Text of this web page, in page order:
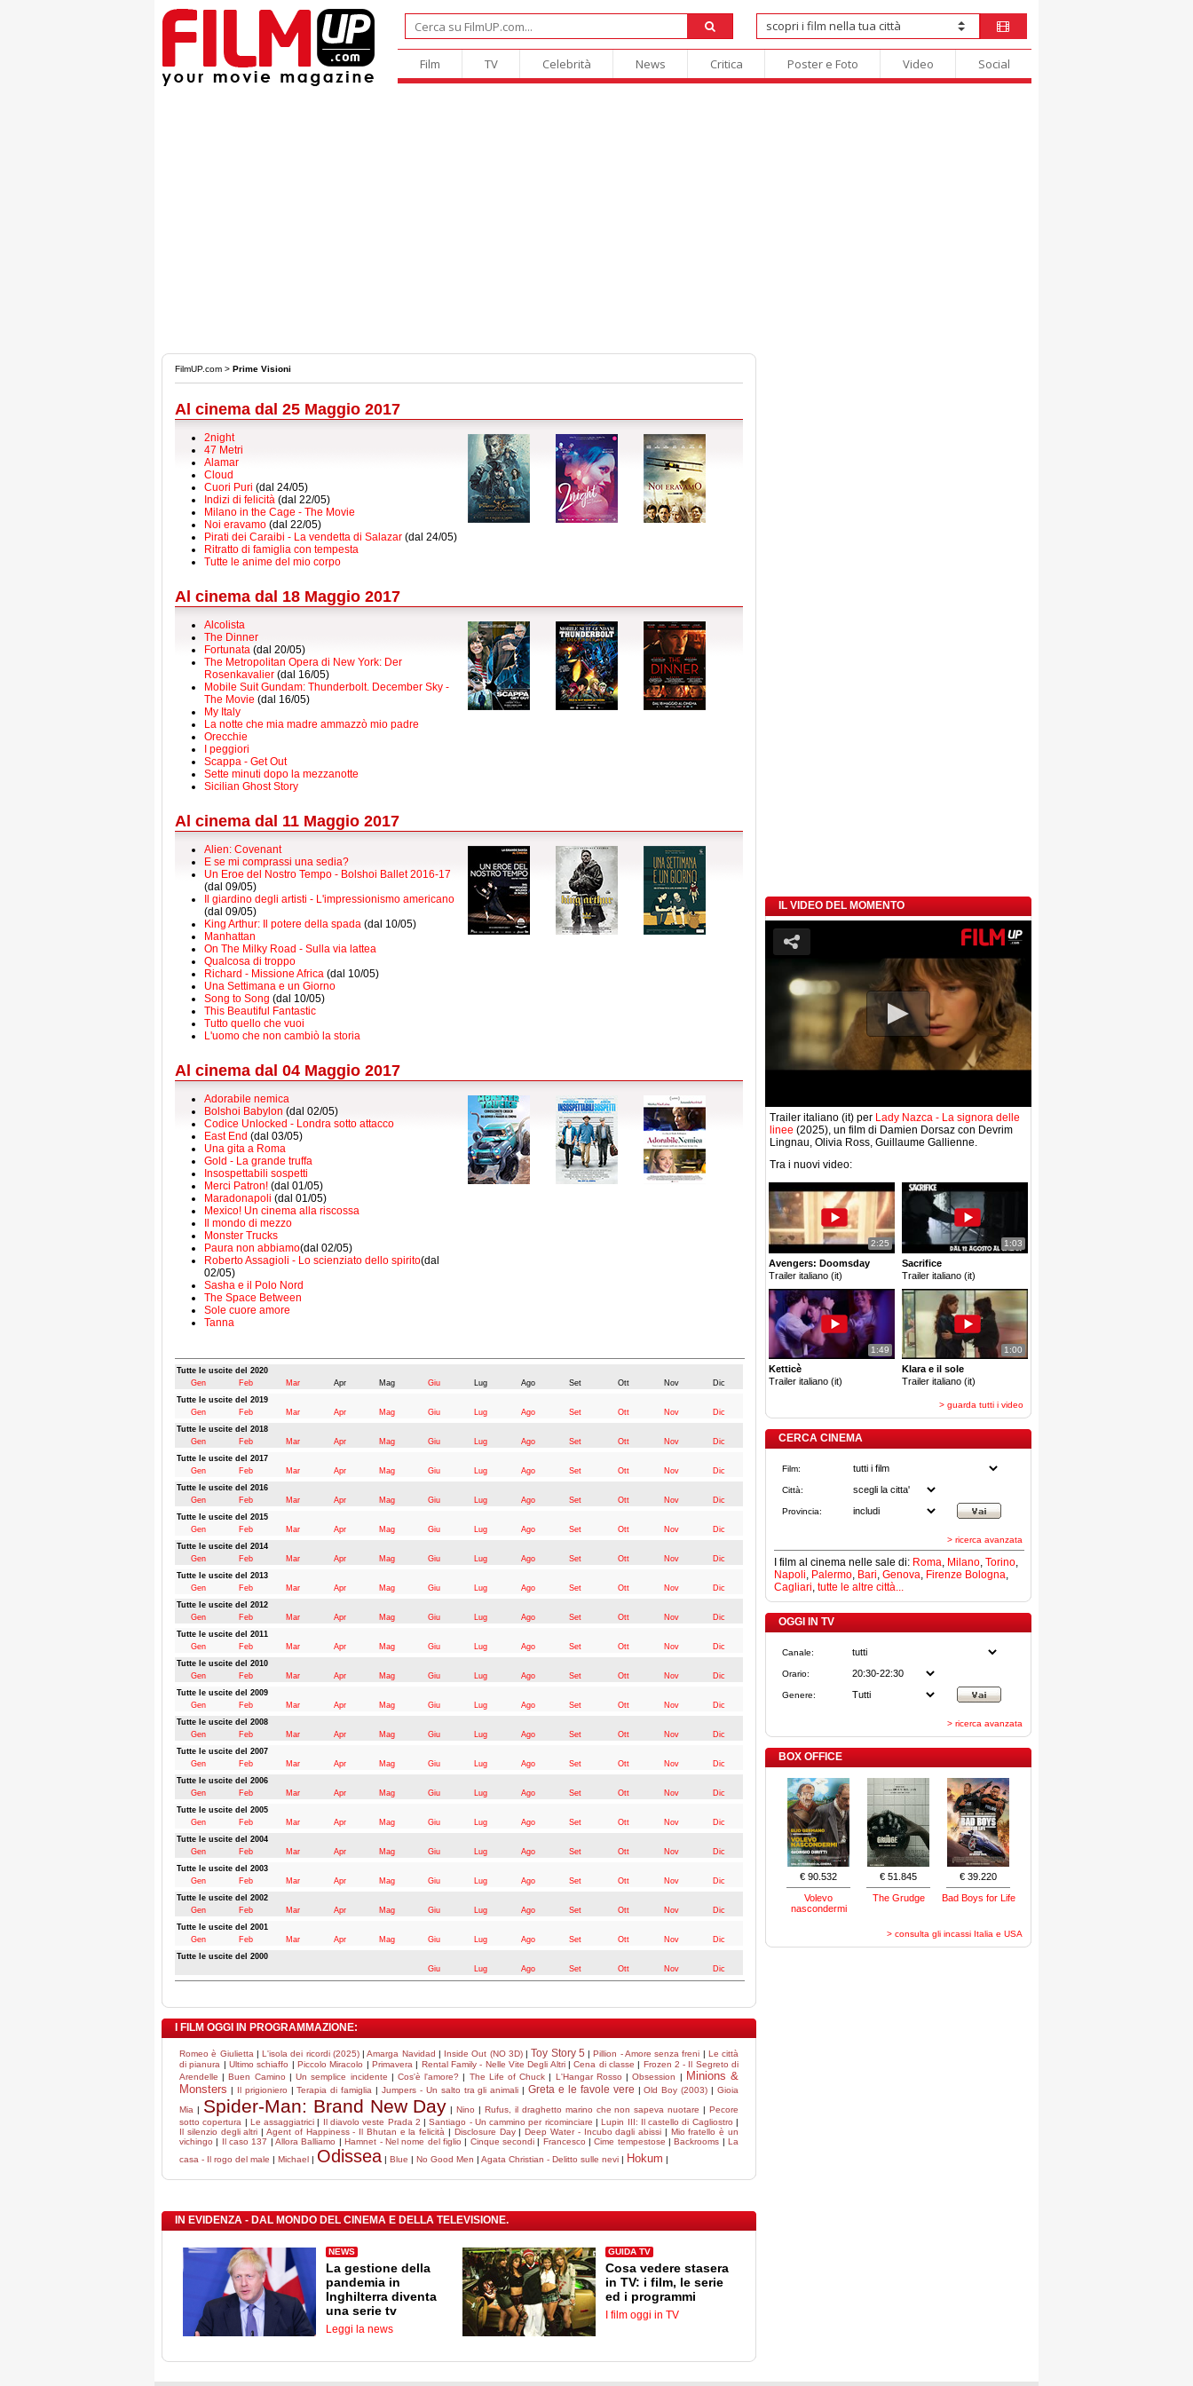
Film TV Celebrità News Critica Poster e Foto Video Social
FilmUP.com > Prime Visioni
Al cinema dal 25 Maggio 2017
2night
47 Metri
Alamar
Cloud
Cuori Puri (dal 24/05)
Indizi di felicità (dal 22/05)
Milano in the Cage - The Movie
Noi eravamo (dal 22/05)
Pirati dei Caraibi - La vendetta di Salazar (dal 24/05)
Ritratto di famiglia con tempesta
Tutte le anime del mio corpo
Al cinema dal 18 Maggio 2017
Alcolista
The Dinner
Fortunata (dal 20/05)
The Metropolitan Opera di New York: Der
Rosenkavalier (dal 16/05)
Mobile Suit Gundam: Thunderbolt. December Sky -
The Movie (dal 16/05)
My Italy
La notte che mia madre ammazzò mio padre
Orecchie
I peggiori
Scappa - Get Out
Sette minuti dopo la mezzanotte
Sicilian Ghost Story
Al cinema dal 11 Maggio 2017
Alien: Covenant
E se mi comprassi una sedia?
Un Eroe del Nostro Tempo - Bolshoi Ballet 2016-17
(dal 09/05)
Il giardino degli artisti - L'impressionismo americano
(dal 09/05)
King Arthur: Il potere della spada (dal 10/05)
Manhattan
On The Milky Road - Sulla via lattea
Qualcosa di troppo
Richard - Missione Africa (dal 10/05)
Una Settimana e un Giorno
Song to Song (dal 10/05)
This Beautiful Fantastic
Tutto quello che vuoi
L'uomo che non cambiò la storia
Al cinema dal 04 Maggio 2017
Adorabile nemica
Bolshoi Babylon (dal 02/05)
Codice Unlocked - Londra sotto attacco
East End (dal 03/05)
Una gita a Roma
Gold - La grande truffa
Insospettabili sospetti
Merci Patron! (dal 01/05)
Maradonapoli (dal 01/05)
Mexico! Un cinema alla riscossa
Il mondo di mezzo
Monster Trucks
Paura non abbiamo(dal 02/05)
Roberto Assagioli - Lo scienziato dello spirito(dal
02/05)
Sasha e il Polo Nord
The Space Between
Sole cuore amore
Tanna
Tutte le uscite del 2020
Gen
Feb Mar Apr Mag Giu Lug Ago Set Ott Nov
Dic
Tutte le uscite del 2019
Gen
Feb Mar Apr Mag Giu Lug Ago Set Ott Nov
Dic
Tutte le uscite del 2018
Gen
Feb Mar Apr Mag Giu Lug Ago Set Ott Nov
Dic
Tutte le uscite del 2017
Gen
Feb Mar Apr Mag Giu Lug Ago Set Ott Nov
Dic
Tutte le uscite del 2016
Gen
Feb Mar Apr Mag Giu Lug Ago Set Ott Nov
Dic
Tutte le uscite del 2015
Gen
Feb Mar Apr Mag Giu Lug Ago Set Ott Nov
Dic
Tutte le uscite del 2014
Gen
Feb Mar Apr Mag Giu Lug Ago Set Ott Nov
Dic
Tutte le uscite del 2013
Gen
Feb Mar Apr Mag Giu Lug Ago Set Ott Nov
Dic
Tutte le uscite del 2012
Gen
Feb Mar Apr Mag Giu Lug Ago Set Ott Nov
Dic
Tutte le uscite del 2011
Gen
Feb Mar Apr Mag Giu Lug Ago Set Ott Nov
Dic
Tutte le uscite del 2010
Gen
Feb Mar Apr Mag Giu Lug Ago Set Ott Nov
Dic
Tutte le uscite del 2009
Gen
Feb Mar Apr Mag Giu Lug Ago Set Ott Nov
Dic
Tutte le uscite del 2008
Gen
Feb Mar Apr Mag Giu Lug Ago Set Ott Nov
Dic
Tutte le uscite del 2007
Gen
Feb Mar Apr Mag Giu Lug Ago Set Ott Nov
Dic
Tutte le uscite del 2006
Gen
Feb Mar Apr Mag Giu Lug Ago Set Ott Nov
Dic
Tutte le uscite del 2005
Gen
Feb Mar Apr Mag Giu Lug Ago Set Ott Nov
Dic
Tutte le uscite del 2004
Gen
Feb Mar Apr Mag Giu Lug Ago Set Ott Nov
Dic
Tutte le uscite del 2003
Gen
Feb Mar Apr Mag Giu Lug Ago Set Ott Nov
Dic
Tutte le uscite del 2002
Gen
Feb Mar Apr Mag Giu Lug Ago Set Ott Nov
Dic
Tutte le uscite del 2001
Gen
Feb Mar Apr Mag Giu Lug Ago Set Ott Nov
Dic
Tutte le uscite del 2000
Giu
Lug Ago Set Ott Nov Dic
I FILM OGGI IN PROGRAMMAZIONE:
Romeo è Giulietta | L'isola dei ricordi (2025)|Amarga Navidad | Inside Out (NO 3D)| Toy Story 5 |Pillion - Amore senza freni | Le città
di pianura | Ultimo schiaffo | Piccolo Miracolo | Primavera | Rental Family - Nelle Vite Degli Altri|Cena di classe | Frozen 2 - Il Segreto di
Arendelle |Buen Camino |Un semplice incidente | Cos'è l'amore? | The Life of Chuck | L'Hangar Rosso |Obsession |
Minions &
Monsters | Il prigioniero |Terapia di famiglia |Jumpers - Un salto tra gli animali |Greta e le favole vere |Old Boy (2003) |Gioia
Mia | Spider-Man: Brand New Day |Nino |Rufus, il draghetto marino che non sapeva nuotare |Pecore
sotto copertura | Le assaggiatrici | Il diavolo veste Prada 2 |Santiago - Un cammino per ricominciare |Lupin III: Il castello di Cagliostro |
Il silenzio degli altri | Agent of Happiness - Il Bhutan e la felicità | Disclosure Day|Deep Water - Incubo dagli abissi | Mio fratello è un
vichingo | Il caso 137 |Allora Balliamo |Hamnet - Nel nome del figlio | Cinque secondi| Francesco |Cime tempestose |Backrooms |La
casa - Il rogo del male | Michael | Odissea | Blue | No Good Men | Agata Christian - Delitto sulle nevi | Hokum |
IN EVIDENZA - DAL MONDO DEL CINEMA E DELLA TELEVISIONE.
NEWS
La gestione della
pandemia in
Inghilterra diventa
una serie tv
Leggi la news
GUIDA TV
Cosa vedere stasera
in TV: i film, le serie
ed i programmi
I film oggi in TV
IL VIDEO DEL MOMENTO
Trailer italiano (it) per Lady Nazca - La signora delle
linee (2025), un film di Damien Dorsaz con Devrim
Lingnau, Olivia Ross, Guillaume Gallienne.
Tra i nuovi video:
2:25
Avengers: Doomsday
Trailer italiano (it)
1:03
Sacrifice
Trailer italiano (it)
1:49
Ketticè
Trailer italiano (it)
1:00
Klara e il sole
Trailer italiano (it)
> guarda tutti i video
CERCA CINEMA
Film:
Città:
Provincia:
> ricerca avanzata
I film al cinema nelle sale di: Roma, Milano, Torino,
Napoli, Palermo, Bari, Genova, Firenze Bologna,
Cagliari, tutte le altre città...
OGGI IN TV
Canale:
Orario:
Genere:
> ricerca avanzata
BOX OFFICE
€ 90.532
Volevo
nascondermi
€ 51.845
The Grudge
€ 39.220
Bad Boys for Life
> consulta gli incassi Italia e USA